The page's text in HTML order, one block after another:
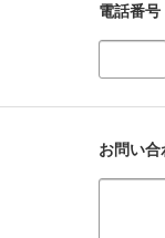
電話番号
お問い